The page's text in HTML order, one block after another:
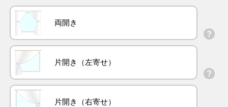
両開き
片開き（左寄せ）
片開き（右寄せ）